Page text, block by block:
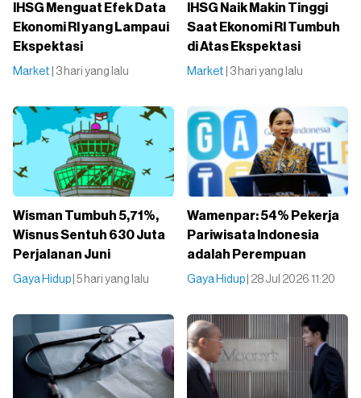
IHSG Menguat Efek Data
Ekonomi RI yang Lampaui
Ekspektasi
Market | 3 hari yang lalu
IHSG Naik Makin Tinggi
Saat Ekonomi RI Tumbuh
di Atas Ekspektasi
Market | 3 hari yang lalu
Wisman Tumbuh 5,71%,
Wisnus Sentuh 630 Juta
Perjalanan Juni
Gaya Hidup | 5 hari yang lalu
Wamenpar: 54% Pekerja
Pariwisata Indonesia
adalah Perempuan
Gaya Hidup | 28 Jul 2026 11:20